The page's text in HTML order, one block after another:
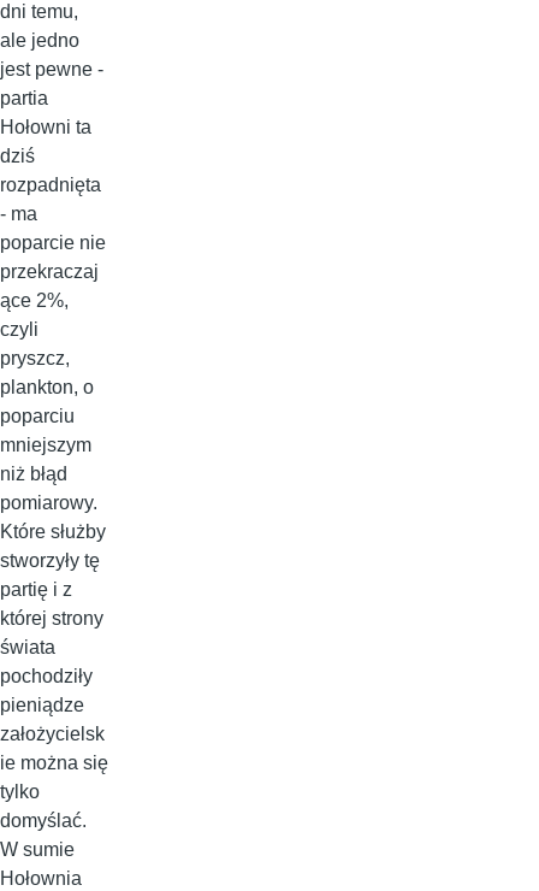
dni temu,
ale jedno
jest pewne -
partia
Hołowni ta
dziś
rozpadnięta
- ma
poparcie nie
przekraczaj
ące 2%,
czyli
pryszcz,
plankton, o
poparciu
mniejszym
niż błąd
pomiarowy.
Które służby
stworzyły tę
partię i z
której strony
świata
pochodziły
pieniądze
założycielsk
ie można się
tylko
domyślać.
W sumie
Hołownia